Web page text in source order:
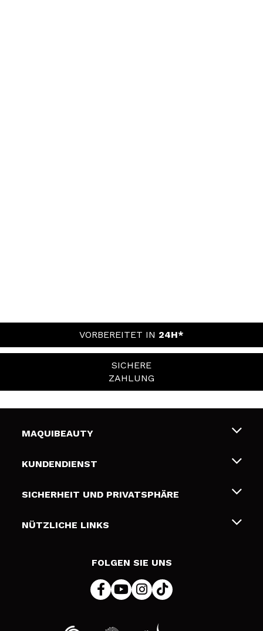
VORBEREITET IN 24H*
SICHERE
ZAHLUNG
MAQUIBEAUTY
Über uns
Geschenkkarten
KUNDENDIENST
Liefer- und Versandkosten
Zahlung
SICHERHEIT UND PRIVATSPHÄRE
Bedingungen und Datenschutz
NÜTZLICHE LINKS
FOLGEN SIE UNS